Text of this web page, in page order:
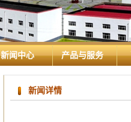
新闻中心 产品与服务
新闻详情